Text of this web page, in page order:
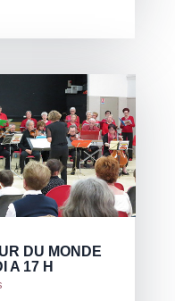
DU MONDE
A 17 H